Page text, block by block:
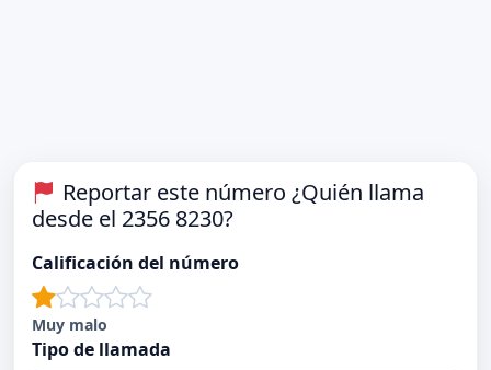
Reportar este número ¿Quién llama
desde el 2356 8230?
Calificación del número
Muy malo
Tipo de llamada